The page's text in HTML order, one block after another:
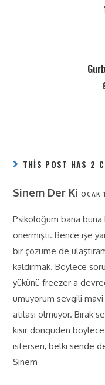
THIS POST HAS 2
Sinem Der KiOCAK
Psikoloğum bana
önermişti. Bence işe
bir çözüme de
kaldırmak. Böylece
yükünü freezer a
umuyorum sevgili
atılası olmuyor. Bırak
kısır döngüden
istersen, belki sende
Sinem